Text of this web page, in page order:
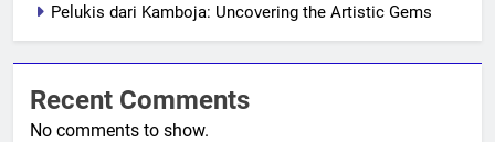
Pelukis dari Kamboja: Uncovering the Artistic Gems
Recent Comments
No comments to show.